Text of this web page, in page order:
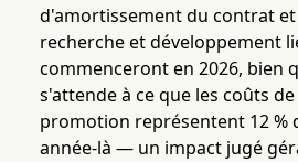
d'amortissement du contrat et
recherche et développement
commenceront en 2026, bien
s'attende à ce que les coûts
promotion représentent 12 %
année-là — un impact jugé